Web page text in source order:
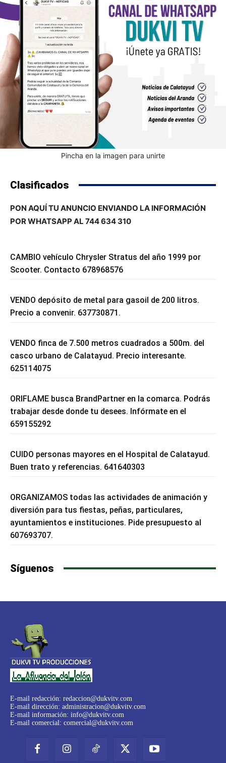
Pincha en la imagen para unirte
Clasificados
PON AQUÍ TU ANUNCIO ENVIANDO LA INFORMACIÓN
POR WHATSAPP AL 744 634 310
CAMBIO vehículo Chrysler Stratus del año 1999 por
Scooter. Contacto 678968576
VENDO depósito de metal para gasoil de 200 litros.
Precio a convenir. 637730871.
VENDO finca de 7.500 metros cuadrados a 500m. del
casco urbano de Calatayud. Precio interesante.
625114075
ORIFLAME busca BrandPartner en la comarca. Podrás
trabajar desde donde tu desees. Infórmate en el
659155292
CUIDO personas mayores en el Hospital de Calatayud.
Buen trato y referencias. 641640303
ORGANIZAMOS todas las actividades de animación y
diversión para tus fiestas, peñas, particulares,
ayuntamientos e instituciones. Pide presupuesto al
607693707.
Síguenos
E-mail redacción: redaccion@dukvitv.com
E-mail dirección: administracion@dukvitv.com
E-mail información: info@dukvitv.com
E-mail comercial: comercial@dukvitv.com